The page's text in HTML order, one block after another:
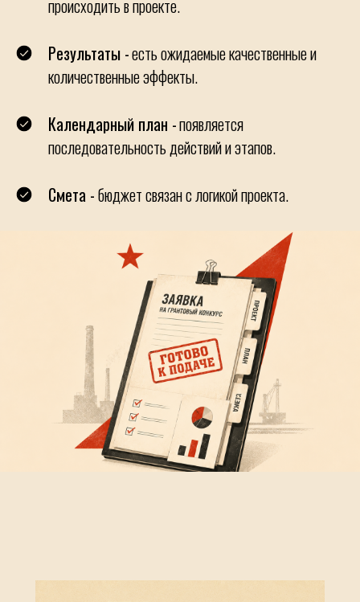
происходить в проекте.
Результаты -есть ожидаемые качественные и
количественные эффекты.
Календарный план -появляется
последовательность действий и этапов.
Смета -бюджет связан с логикой проекта.